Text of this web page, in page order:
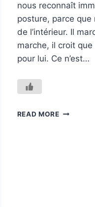
nous reconnaît
posture, parce que
de l’intérieur. Il
marche, il croit
pour lui. Ce n’est…
READ MORELA